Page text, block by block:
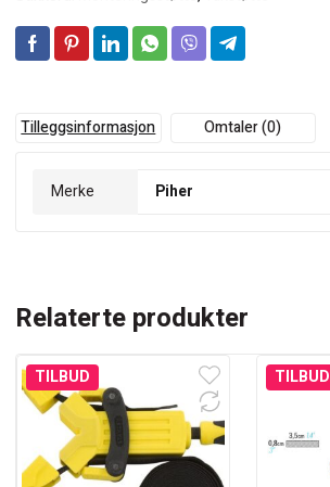
Tilleggsinformasjon Omtaler (0)
Merke Piher
Relaterte produkter
TILBUD TILBUD